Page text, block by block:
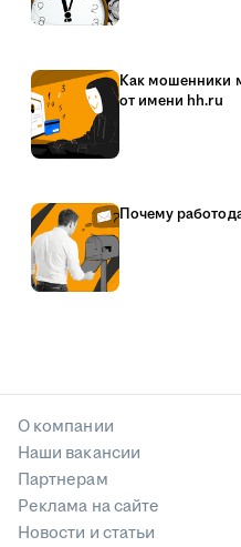
Как мошенники
от имени hh.ru
Почему
О компании
Наши вакансии
Партнерам
Реклама на сайте
Новости и статьи